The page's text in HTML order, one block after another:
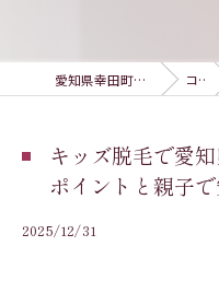
愛知県幸田町の脱毛ならRe:ino コラム
キッズ脱毛で愛
ポイントと親子
2025/12/31